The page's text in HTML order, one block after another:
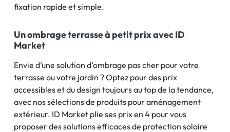
fixation rapide et simple.
Un ombrage terrasse à petit prix avec ID
Market
Envie d’une solution d’ombrage pas cher pour votre
terrasse ou votre jardin ? Optez pour des prix
accessibles et du design toujours au top de la tendance,
avec nos sélections de produits pour aménagement
extérieur. ID Market plie ses prix en 4 pour vous
proposer des solutions efficaces de protection solaire